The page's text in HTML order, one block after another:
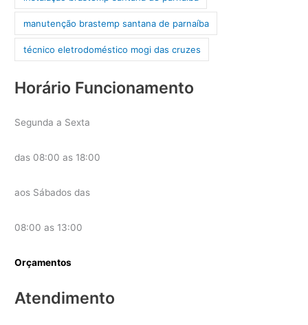
manutenção brastemp santana de parnaíba
técnico eletrodoméstico mogi das cruzes
Horário Funcionamento
Segunda a Sexta
das 08:00 as 18:00
aos Sábados das
08:00 as 13:00
Orçamentos
Atendimento